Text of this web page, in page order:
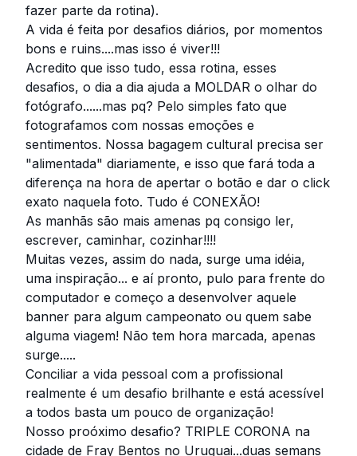
fazer parte da rotina).
A vida é feita por desafios diários, por momentos
bons e ruins....mas isso é viver!!!
Acredito que isso tudo, essa rotina, esses
desafios, o dia a dia ajuda a MOLDAR o olhar do
fotógrafo......mas pq? Pelo simples fato que
fotografamos com nossas emoções e
sentimentos. Nossa bagagem cultural precisa ser
"alimentada" diariamente, e isso que fará toda a
diferença na hora de apertar o botão e dar o click
exato naquela foto. Tudo é CONEXÃO!
As manhãs são mais amenas pq consigo ler,
escrever, caminhar, cozinhar!!!!
Muitas vezes, assim do nada, surge uma idéia,
uma inspiração... e aí pronto, pulo para frente do
computador e começo a desenvolver aquele
banner para algum campeonato ou quem sabe
alguma viagem! Não tem hora marcada, apenas
surge.....
Conciliar a vida pessoal com a profissional
realmente é um desafio brilhante e está acessível
a todos basta um pouco de organização!
Nosso proóximo desafio? TRIPLE CORONA na
cidade de Fray Bentos no Uruguai...duas semans